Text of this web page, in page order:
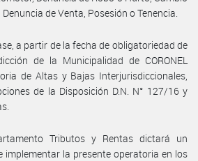
de Venta, Posesión o Tenencia.
a partir de la fecha de obligatoriedad de
de la Municipalidad de CORONEL
de Altas y Bajas Interjurisdiccionales,
de la Disposición D.N. N° 127/16 y
Tributos y Rentas dictará un
implementar la presente operatoria en los